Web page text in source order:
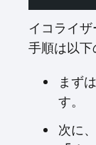
イコライ
手順は以下
まず
す。
次に、